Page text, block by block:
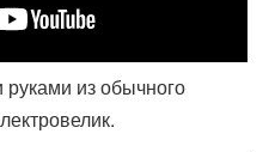
из обычного